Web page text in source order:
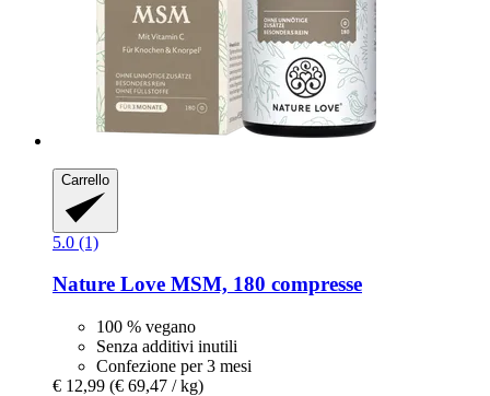
Carrello
5.0 (1)
Nature Love MSM, 180 compresse
100 % vegano
Senza additivi inutili
Confezione per 3 mesi
€ 12,99 (€ 69,47 / kg)